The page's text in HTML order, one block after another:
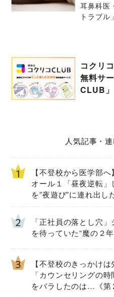
耳鼻科医
トラブ
コクリ
無料サ
CLUB」
人気記事・
【不登校から医学部
オール１「昼夜逆転」
を”夜遊び”に連れ出し
「正社員の落とし穴
を待っていた“魔の２年
【不登校のきっかけは
「カウンセリングの
をバラしたのは…《第